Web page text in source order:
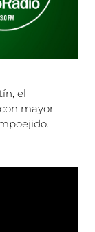
el
mayor